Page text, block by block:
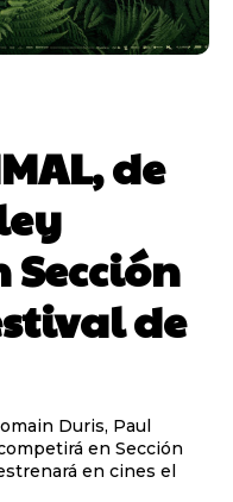
de
de
Duris, Paul
en Sección